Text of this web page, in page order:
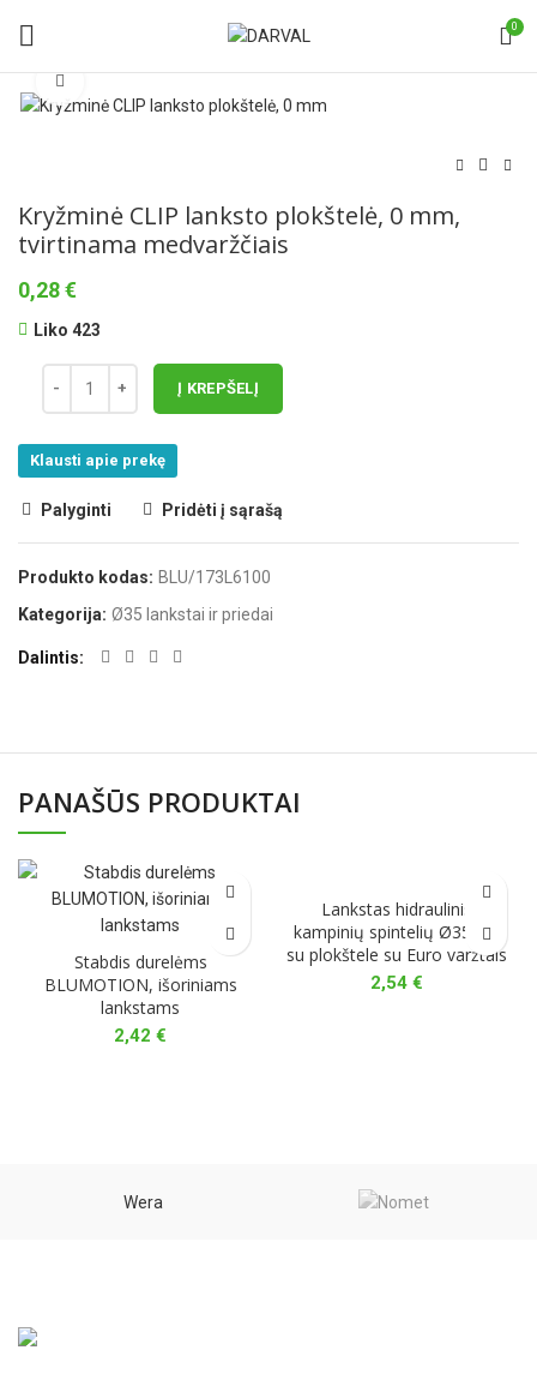
0
Kryžminė CLIP lanksto plokštelė, 0 mm,
tvirtinama medvaržčiais
0,28€
Liko 423
Į KREPŠELĮ
Klausti apie prekę
Palyginti Pridėti į sąrašą
Produkto kodas: BLU/173L6100
Kategorija: Ø35 lankstai ir priedai
Dalintis
PANAŠŪS PRODUKTAI
Stabdis durelėms
BLUMOTION, išoriniams
lankstams
2,42 €
Lankstas hidraulinis
kampinių spintelių Ø35 90⁰
su plokštele su Euro varžtais
2,54 €
Wera